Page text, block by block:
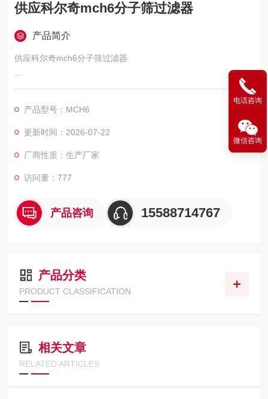
供应科尔奇mch6分子筛过滤器
产品简介
供应科尔奇mch6分子筛过滤器
MCH6呼吸空气压缩机活性碳分子筛过滤器相关搜索:MCH6油气
过滤器 空气呼吸器充气泉过滤器 科尔奇过滤器活性炭分子筛一氧
化碳过滤器 MCH6配件
产品型号：MCH6
更新时间：2026-07-22
厂商性质：生产厂家
访问量：777
产品咨询 15588714767
产品分类
PRODUCT CLASSIFICATION
相关文章
RELATED ARTICLES
电话咨询
微信咨询